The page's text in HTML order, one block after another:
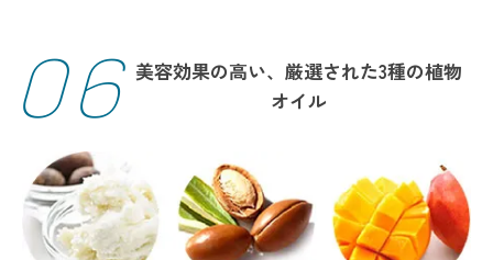
06美容効果の高い、厳選された3種の植物
オイル